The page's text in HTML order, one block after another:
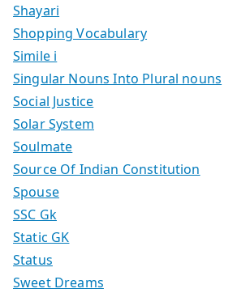
Shayari
Shopping Vocabulary
Simile i
Singular Nouns Into Plural nouns
Social Justice
Solar System
Soulmate
Source Of Indian Constitution
Spouse
SSC Gk
Static GK
Status
Sweet Dreams